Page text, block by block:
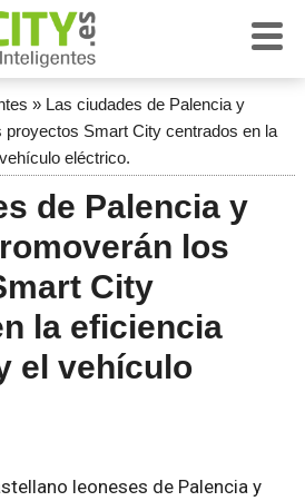
» Las ciudades de Palencia y
proyectos Smart City centrados en la
eléctrico.
de Palencia y
los
City
la eficiencia
el vehículo
leoneses de Palencia y